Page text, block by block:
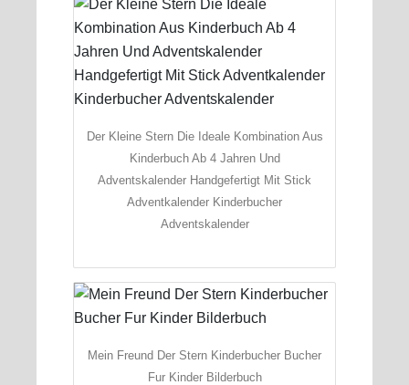
Der Kleine Stern Die Ideale Kombination Aus
Kinderbuch Ab 4 Jahren Und
Adventskalender Handgefertigt Mit Stick
Adventkalender Kinderbucher
Adventskalender
Mein Freund Der Stern Kinderbucher Bucher
Fur Kinder Bilderbuch